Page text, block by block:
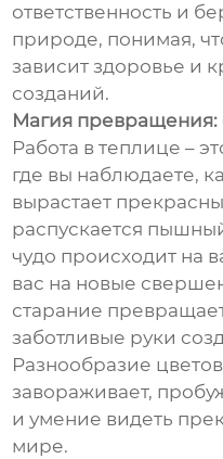
ответственность и
природе, понимая,
зависит здоровье и
созданий.
Магия превращения:
Работа в теплице –
где вы наблюдаете,
вырастает
распускается
чудо происходит на
вас на новые
старание
заботливые руки
Разнообразие
завораживает,
и умение видеть
мире.